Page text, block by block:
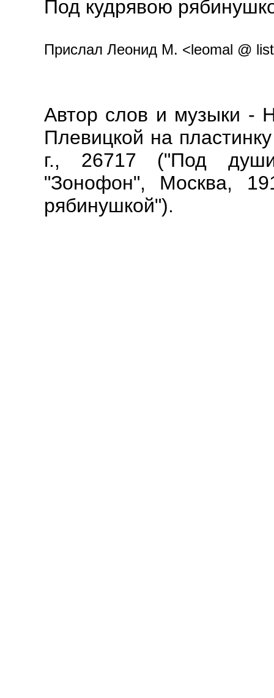
Под кудрявою
Прислал Леонид М. <leomal @
Автор слов и музыки -
Плевицкой на
г., 26717 ("Под
"Зонофон", Москва,
рябинушкой").